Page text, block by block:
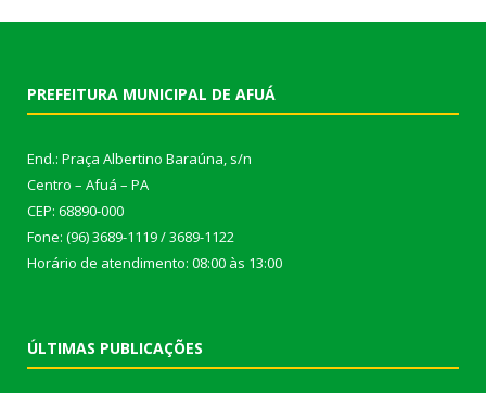
PREFEITURA MUNICIPAL DE AFUÁ
End.: Praça Albertino Baraúna, s/n
Centro – Afuá – PA
CEP: 68890-000
Fone: (96) 3689-1119 / 3689-1122
Horário de atendimento: 08:00 às 13:00
ÚLTIMAS PUBLICAÇÕES